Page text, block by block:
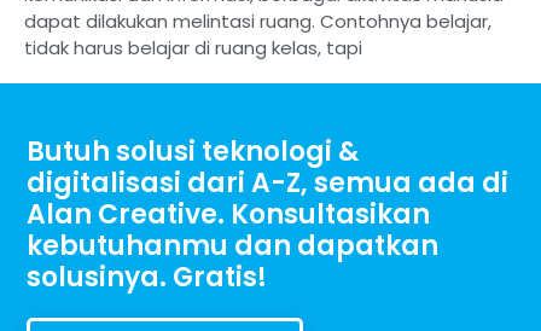
dapat dilakukan melintasi ruang. Contohnya belajar,
tidak harus belajar di ruang kelas, tapi
Butuh solusi teknologi &
digitalisasi dari A-Z, semua ada di
Alan Creative. Konsultasikan
kebutuhanmu dan dapatkan
solusinya. Gratis!